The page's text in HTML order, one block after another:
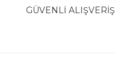
GÜVENLİ ALIŞVERİŞ